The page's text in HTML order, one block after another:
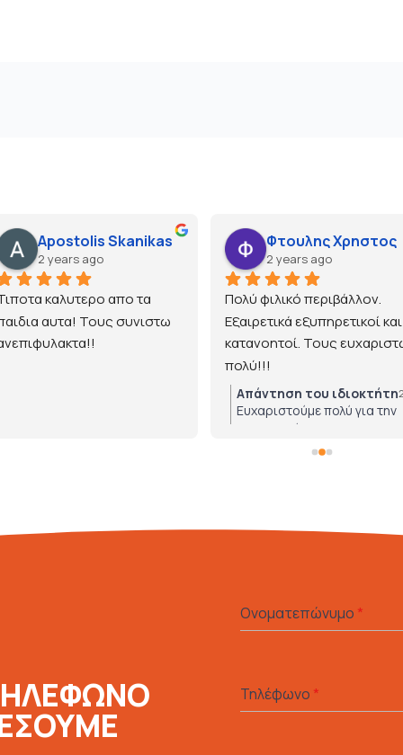
Apostolis Skanikas
2 years ago
καλυτερο απο τα
αυτα! Τους συνιστω
Φτουλης Χρηστος
2 years ago
Πολύ φιλικό περιβάλλον.
Εξαιρετικά εξυπηρετικοί και
κατανοητοί. Τους
πολύ!!!
Απάντηση του ιδιοκτήτη
Ευχαριστούμε πολύ για την
εμπιστοσύνη!
Ονοματεπώνυμο *
Τηλέφωνο *